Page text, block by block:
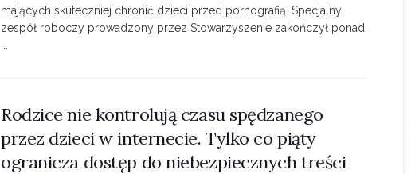
mających skuteczniej chronić dzieci przed pornografią. Specjalny
zespół roboczy prowadzony przez Stowarzyszenie zakończył ponad
Rodzice nie kontrolują czasu spędzanego
przez dzieci w internecie. Tylko co piąty
ogranicza dostęp do niebezpiecznych treści